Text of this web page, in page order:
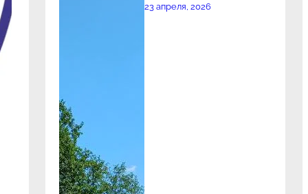
23 апреля, 2026